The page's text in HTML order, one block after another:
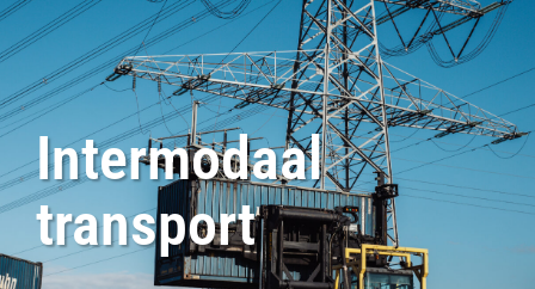
Intermodaal
transport